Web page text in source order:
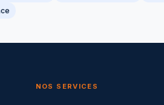
NOS SERVICES